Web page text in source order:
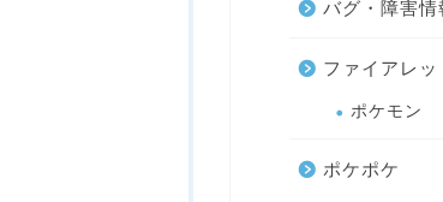
バグ・障害情
ファイアレ
ポケモン
ポケポケ